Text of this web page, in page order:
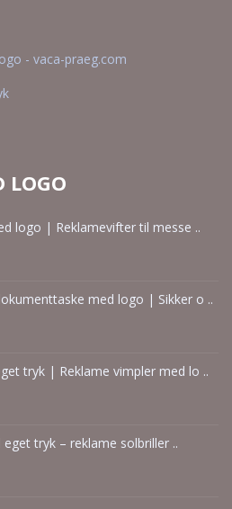
- vaca-praeg.com
LOGO
logo | Reklamevifter til messe ..
med logo | Sikker o ..
tryk | Reklame vimpler med lo ..
eget tryk – reklame solbriller ..